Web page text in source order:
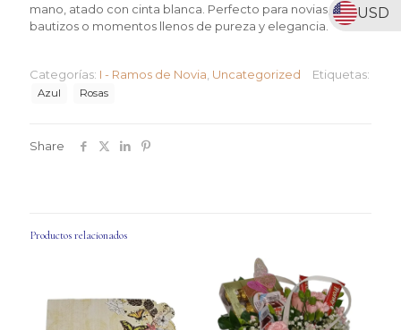
USD
mano, atado con cinta blanca. Perfecto para novias,
bautizos o momentos llenos de pureza y elegancia.
Categorías: I - Ramos de Novia Uncategorized Etiquetas:
Azul Rosas
Share
Productos relacionados